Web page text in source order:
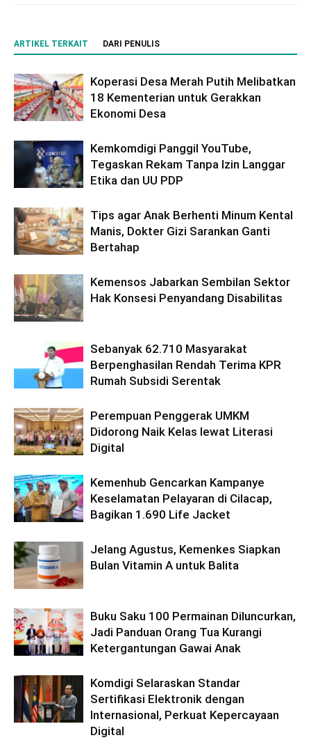
ARTIKEL TERKAIT DARI PENULIS
Koperasi Desa Merah Putih Melibatkan
18 Kementerian untuk Gerakkan
Ekonomi Desa
Kemkomdigi Panggil YouTube,
Tegaskan Rekam Tanpa Izin Langgar
Etika dan UU PDP
Tips agar Anak Berhenti Minum Kental
Manis, Dokter Gizi Sarankan Ganti
Bertahap
Kemensos Jabarkan Sembilan Sektor
Hak Konsesi Penyandang Disabilitas
Sebanyak 62.710 Masyarakat
Berpenghasilan Rendah Terima KPR
Rumah Subsidi Serentak
Perempuan Penggerak UMKM
Didorong Naik Kelas lewat Literasi
Digital
Kemenhub Gencarkan Kampanye
Keselamatan Pelayaran di Cilacap,
Bagikan 1.690 Life Jacket
Jelang Agustus, Kemenkes Siapkan
Bulan Vitamin A untuk Balita
Buku Saku 100 Permainan Diluncurkan,
Jadi Panduan Orang Tua Kurangi
Ketergantungan Gawai Anak
Komdigi Selaraskan Standar
Sertifikasi Elektronik dengan
Internasional, Perkuat Kepercayaan
Digital